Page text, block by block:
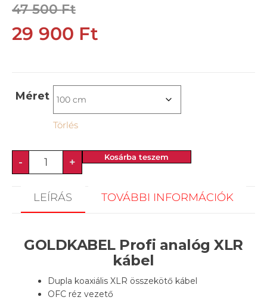
47 500Ft
29 900 Ft
Méret
Törlés
- + Kosárba teszem
LEÍRÁS TOVÁBBI INFORMÁCIÓK
GOLDKABEL Profi analóg XLR
kábel
Dupla koaxiális XLR összekötő kábel
OFC réz vezető